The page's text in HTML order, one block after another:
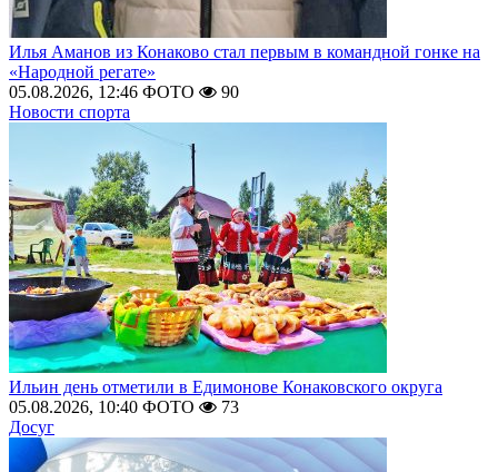
Илья Аманов из Конаково стал первым в командной гонке на
«Народной регате»
05.08.2026, 12:46 ФОТО
90
Новости спорта
Ильин день отметили в Едимонове Конаковского округа
05.08.2026, 10:40 ФОТО
73
Досуг